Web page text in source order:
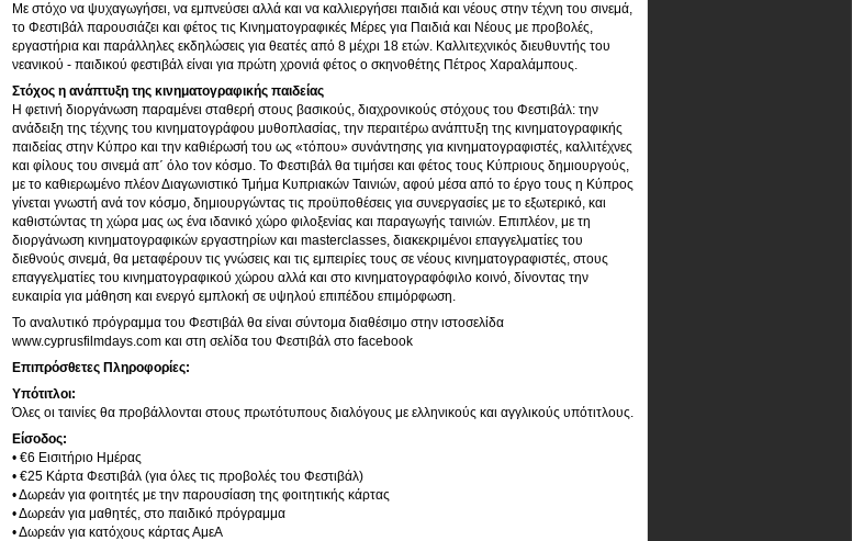
Με στόχο να ψυχαγωγήσει, να εμπνεύσει αλλά και να καλλιεργήσει παιδιά και νέους στην τέχνη του σινεμά,
το Φεστιβάλ παρουσιάζει και φέτος τις Κινηματογραφικές Μέρες για Παιδιά και Νέους με προβολές,
εργαστήρια και παράλληλες εκδηλώσεις για θεατές από 8 μέχρι 18 ετών. Καλλιτεχνικός διευθυντής του
νεανικού - παιδικού φεστιβάλ είναι για πρώτη χρονιά φέτος ο σκηνοθέτης Πέτρος Χαραλάμπους.
Στόχος η ανάπτυξη της κινηματογραφικής παιδείας
Η φετινή διοργάνωση παραμένει σταθερή στους βασικούς, διαχρονικούς στόχους του Φεστιβάλ: την
ανάδειξη της τέχνης του κινηματογράφου μυθοπλασίας, την περαιτέρω ανάπτυξη της κινηματογραφικής
παιδείας στην Κύπρο και την καθιέρωσή του ως «τόπου» συνάντησης για κινηματογραφιστές, καλλιτέχνες
και φίλους του σινεμά απ΄ όλο τον κόσμο. Το Φεστιβάλ θα τιμήσει και φέτος τους Κύπριους δημιουργούς,
με το καθιερωμένο πλέον Διαγωνιστικό Τμήμα Κυπριακών Ταινιών, αφού μέσα από το έργο τους η Κύπρος
γίνεται γνωστή ανά τον κόσμο, δημιουργώντας τις προϋποθέσεις για συνεργασίες με το εξωτερικό, και
καθιστώντας τη χώρα μας ως ένα ιδανικό χώρο φιλοξενίας και παραγωγής ταινιών. Επιπλέον, με τη
διοργάνωση κινηματογραφικών εργαστηρίων και masterclasses, διακεκριμένοι επαγγελματίες του
διεθνούς σινεμά, θα μεταφέρουν τις γνώσεις και τις εμπειρίες τους σε νέους κινηματογραφιστές, στους
επαγγελματίες του κινηματογραφικού χώρου αλλά και στο κινηματογραφόφιλο κοινό, δίνοντας την
ευκαιρία για μάθηση και ενεργό εμπλοκή σε υψηλού επιπέδου επιμόρφωση.
Το αναλυτικό πρόγραμμα του Φεστιβάλ θα είναι σύντομα διαθέσιμο στην ιστοσελίδα
www.cyprusfilmdays.com και στη σελίδα του Φεστιβάλ στο facebook
Επιπρόσθετες Πληροφορίες:
Υπότιτλοι:
Όλες οι ταινίες θα προβάλλονται στους πρωτότυπους διαλόγους με ελληνικούς και αγγλικούς υπότιτλους.
Είσοδος:
• €6 Εισιτήριο Ημέρας
• €25 Κάρτα Φεστιβάλ (για όλες τις προβολές του Φεστιβάλ)
• Δωρεάν για φοιτητές με την παρουσίαση της φοιτητικής κάρτας
• Δωρεάν για μαθητές, στο παιδικό πρόγραμμα
• Δωρεάν για κατόχους κάρτας ΑμεΑ